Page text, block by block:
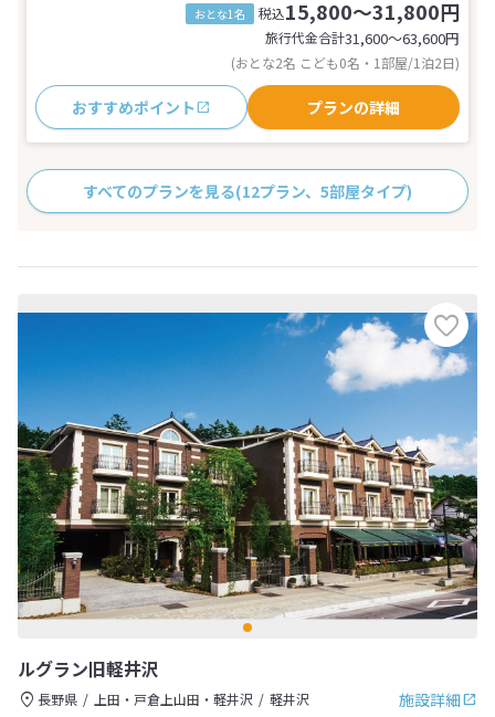
おとな1名 税込15,800～31,800円
旅行代金合計31,600〜63,600円
(おとな2名 こども0名・1部屋/1泊2日)
おすすめポイント プランの詳細
すべてのプランを見る(12プラン、5部屋タイプ)
ルグラン旧軽井沢
施設詳細
長野県 上田・戸倉上山田・軽井沢
軽井沢